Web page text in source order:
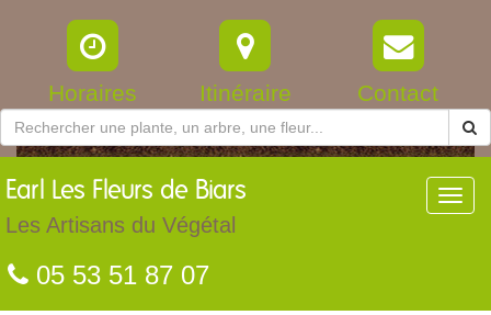
Horaires Itinéraire Contact
Earl Les Fleurs de Biars
Les Artisans du Végétal
05 53 51 87 07